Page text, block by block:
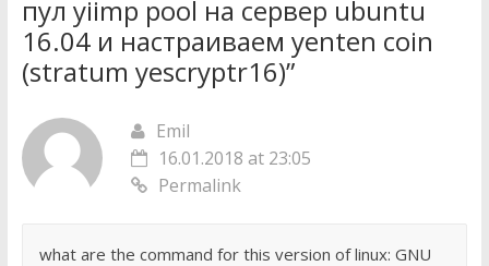
пул yiimp pool на сервер ubuntu
16.04 и настраиваем yenten coin
(stratum yescryptr16)”
Emil
16.01.2018 at 23:05
Permalink
what are the command for this version of linux: GNU